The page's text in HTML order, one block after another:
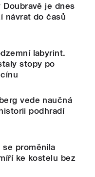
je dnes
návrat do časů
labyrint.
stopy po
vede naučná
podhradí
se proměnila
ke kostelu bez